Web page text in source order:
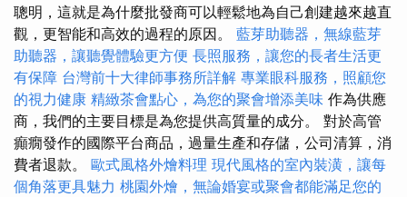
聰明，這就是為什麼批發商可以輕鬆地為自己創建越來越直
觀，更智能和高效的過程的原因。 藍芽助聽器，無線藍芽
助聽器，讓聽覺體驗更方便 長照服務，讓您的長者生活更
有保障 台灣前十大律師事務所詳解 專業眼科服務，照顧您
的視力健康 精緻茶會點心，為您的聚會增添美味 作為供應
商，我們的主要目標是為您提供高質量的成分。 對於高管
癲癇發作的國際平台商品，過量生產和存儲，公司清算，消
費者退款。 歐式風格外燴料理 現代風格的室內裝潢，讓每
個角落更具魅力 桃園外燴，無論婚宴或聚會都能滿足您的